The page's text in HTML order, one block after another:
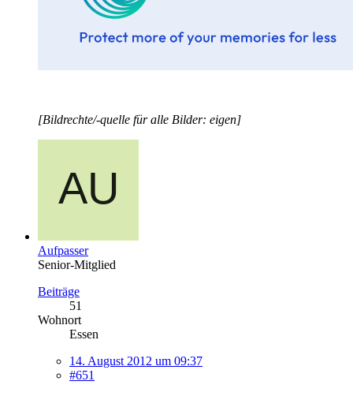
[Bildrechte/-quelle für alle Bilder: eigen]
Aufpasser
Senior-Mitglied
Beiträge
51
Wohnort
Essen
14. August 2012 um 09:37
#651